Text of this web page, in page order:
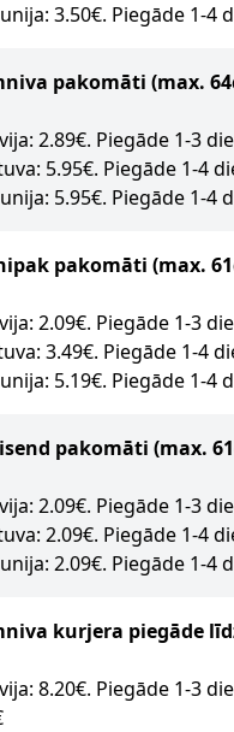
3.50€. Piegāde 1-4
pakomāti (max.
2.89€. Piegāde 1-3
5.95€. Piegāde 1-4
5.95€. Piegāde 1-4
pakomāti (max.
2.09€. Piegāde 1-3
3.49€. Piegāde 1-4
5.19€. Piegāde 1-4
pakomāti (max.
2.09€. Piegāde 1-3
2.09€. Piegāde 1-4
2.09€. Piegāde 1-4
kurjera piegāde
8.20€. Piegāde 1-3